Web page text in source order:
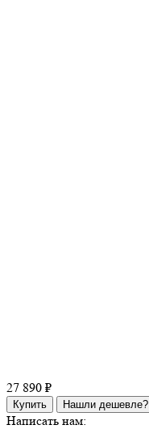
27 890 ₽
Купить Нашли дешевле?
Написать нам: